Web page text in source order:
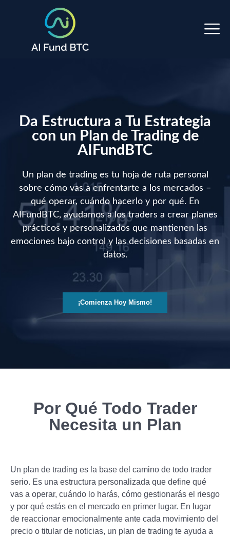
Da Estructura a Tu Estrategia
con un Plan de Trading de
AIFundBTC
Un plan de trading es tu hoja de ruta personal
sobre cómo vas a enfrentarte a los mercados –
qué operar, cuándo hacerlo y por qué. En
AIFundBTC, ayudamos a los traders a crear planes
prácticos y personalizados que mantienen las
emociones bajo control y las decisiones basadas en
datos.
¡Comienza Hoy Mismo!
Por Qué Todo Trader
Necesita un Plan
Un plan de trading es la base del camino de todo trader
serio. Es una estructura personalizada que define qué
vas a operar, cuándo lo harás, cómo gestionarás el riesgo
y por qué estás en el mercado en primer lugar. En lugar
de reaccionar emocionalmente ante cada movimiento del
precio o titular de noticias, un plan de trading te ayuda a